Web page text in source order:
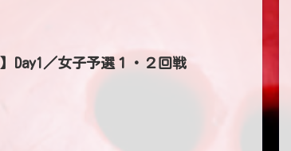
Day1／女子予選１・２回戦